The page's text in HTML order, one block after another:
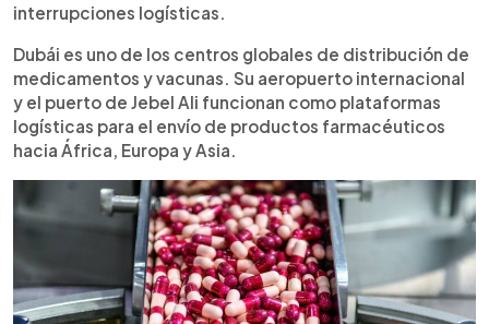
interrupciones logísticas.
Dubái es uno de los centros globales de distribución de
medicamentos y vacunas. Su aeropuerto internacional
y el puerto de Jebel Ali funcionan como plataformas
logísticas para el envío de productos farmacéuticos
hacia África, Europa y Asia.